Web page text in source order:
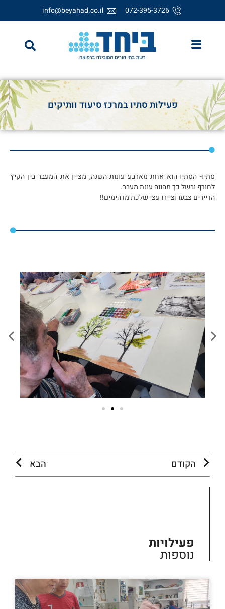
072-395-3726
info@beyahad.co.il
פעילות סתיו במרכז סיעוד וותיקים
סתיו- הסתיו הוא אחת מארבע עונות השנה, מציין את המעבר בין הקיץ
לחורף ובשל כך מהווה עונת מעבר.
הדיירים צבעו וציירו עצי שלכת מדהימים!!
הקודם הבא
פעילויות
נוספות